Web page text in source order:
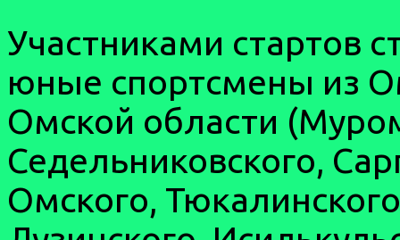
Участниками стартов
юные спортсмены из
Омской области
Седельниковского,
Омского,